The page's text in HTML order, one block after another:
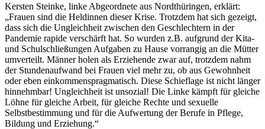
Kersten Steinke, linke Abgeordnete aus Nordthüringen, erklärt:
„Frauen sind die Heldinnen dieser Krise. Trotzdem hat sich gezeigt,
dass sich die Ungleichheit zwischen den Geschlechtern in der
Pandemie rapide verschärft hat. So wurden z.B. aufgrund der Kita-
und Schulschließungen Aufgaben zu Hause vorrangig an die Mütter
umverteilt. Männer holen als Erziehende zwar auf, trotzdem nahm
der Stundenaufwand bei Frauen viel mehr zu, ob aus Gewohnheit
oder eben einkommenspragmatisch. Diese Schieflage ist nicht länger
hinnehmbar! Ungleichheit ist unsozial! Die Linke kämpft für gleiche
Löhne für gleiche Arbeit, für gleiche Rechte und sexuelle
Selbstbestimmung und für die Aufwertung der Berufe in Pflege,
Bildung und Erziehung.“